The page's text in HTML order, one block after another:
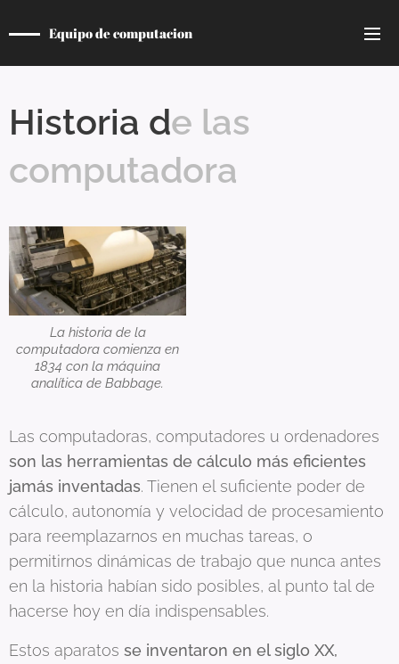
Equipo de computacion
Historia de las
computadora
La historia de la
computadora comienza en
1834 con la máquina
analítica de Babbage.
Las computadoras, computadores u ordenadores
son las herramientas de cálculo más eficientes
jamás inventadas. Tienen el suficiente poder de
cálculo, autonomía y velocidad de procesamiento
para reemplazarnos en muchas tareas, o
permitirnos dinámicas de trabajo que nunca antes
en la historia habían sido posibles, al punto tal de
hacerse hoy en día indispensables.
Estos aparatos se inventaron en el siglo XX,